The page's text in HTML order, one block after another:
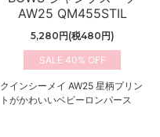
AW25 QM455STIL
5,280円(税480円)
40%
クインシーメイ AW25 星柄プリン
トがかわいいベビーロンパース